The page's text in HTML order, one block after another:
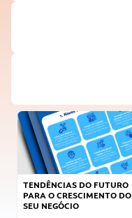
TENDÊNCIAS DO FUTURO
PARA O CRESCIMENTO DO
SEU NEGÓCIO